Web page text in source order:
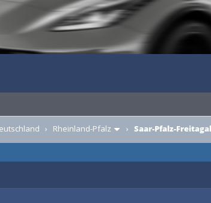
› Rheinland-Pfalz › Saar-Pfalz-